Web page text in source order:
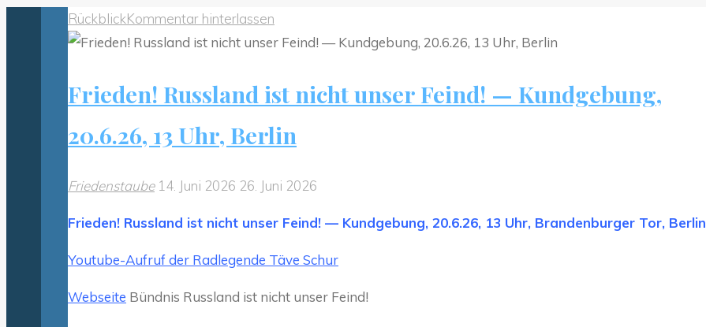
RückblickKommentar hinterlassen
Frieden! Russland ist nicht unser Feind! — Kundgebung,
20.6.26, 13 Uhr, Berlin
Friedenstaube 14. Juni 2026 26. Juni 2026
Frieden! Russland ist nicht unser Feind! — Kundgebung, 20.6.26, 13 Uhr, Brandenburger Tor, Berlin
Youtube-Aufruf der Radlegende Täve Schur
Webseite Bündnis Russland ist nicht unser Feind!